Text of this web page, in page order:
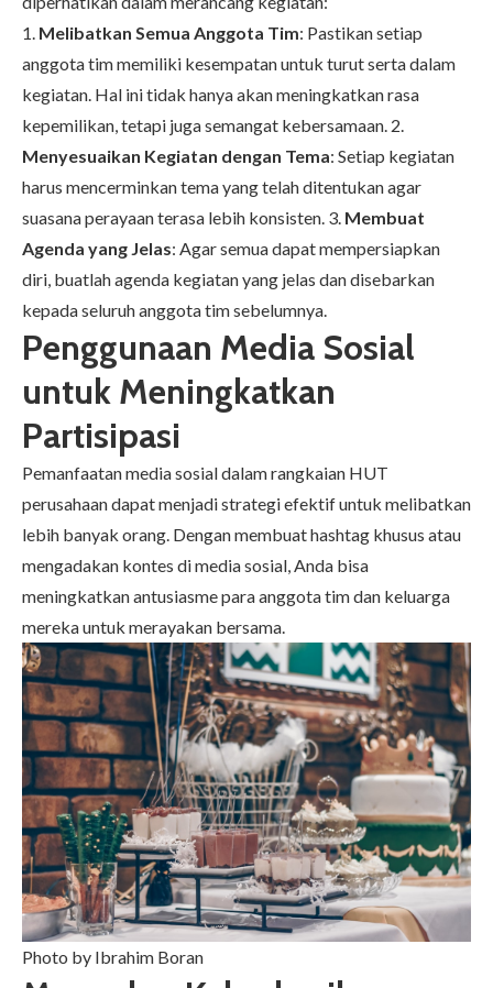
1. Melibatkan Semua Anggota Tim: Pastikan setiap
anggota tim memiliki kesempatan untuk turut serta dalam
kegiatan. Hal ini tidak hanya akan meningkatkan rasa
kepemilikan, tetapi juga semangat kebersamaan. 2.
Menyesuaikan Kegiatan dengan Tema: Setiap kegiatan
harus mencerminkan tema yang telah ditentukan agar
suasana perayaan terasa lebih konsisten. 3. Membuat
Agenda yang Jelas: Agar semua dapat mempersiapkan
diri, buatlah agenda kegiatan yang jelas dan disebarkan
kepada seluruh anggota tim sebelumnya.
Penggunaan Media Sosial
untuk Meningkatkan
Partisipasi
Pemanfaatan media sosial dalam rangkaian HUT
perusahaan dapat menjadi strategi efektif untuk melibatkan
lebih banyak orang. Dengan membuat hashtag khusus atau
mengadakan kontes di media sosial, Anda bisa
meningkatkan antusiasme para anggota tim dan keluarga
mereka untuk merayakan bersama.
Photo by Ibrahim Boran